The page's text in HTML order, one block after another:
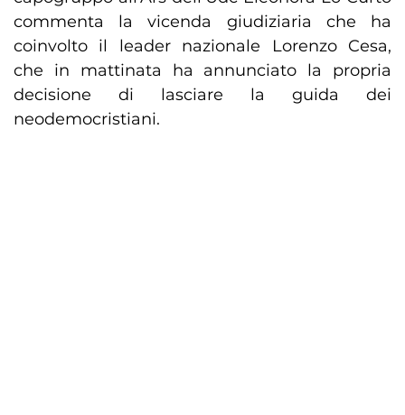
commenta la vicenda giudiziaria che ha
coinvolto il leader nazionale Lorenzo Cesa,
che in mattinata ha annunciato la propria
decisione di lasciare la guida dei
neodemocristiani.